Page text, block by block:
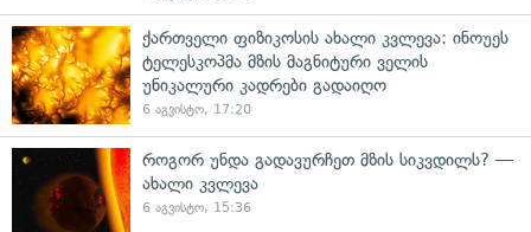
ქართველი ფიზიკოსის ახალი კვლევა: ინოუეს
ტელესკოპმა მზის მაგნიტური ველის
უნიკალური კადრები გადაიღო
6 აგვისტო, 17:20
როგორ უნდა გადავურჩეთ მზის სიკვდილს? —
ახალი კვლევა
6 აგვისტო, 15:36